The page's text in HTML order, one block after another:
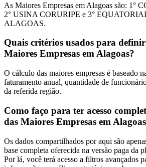
As Maiores Empresas em Alagoas são: 1°
2° USINA CORURIPE e 3°
ALAGOAS.
Quais critérios usados para
Maiores Empresas em Alagoas?
O cálculo das maiores empresas é baseado
faturamento anual, quantidade de
da referida região.
Como faço para ter acesso
das Maiores Empresas em
Os dados compartilhados por aqui são
base completa oferecida na versão paga da
Por lá, você terá acesso a filtros avançados